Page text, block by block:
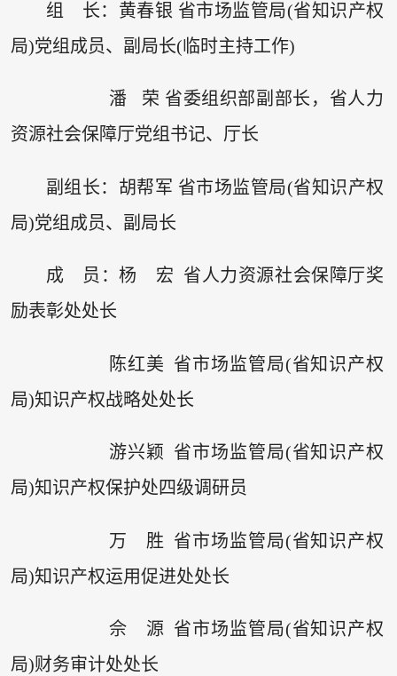
组 长：黄春银 省市场监管局(省知识产权
局)党组成员、副局长(临时主持工作)
潘 荣 省委组织部副部长，省人力
资源社会保障厅党组书记、厅长
副组长：胡帮军 省市场监管局(省知识产权
局)党组成员、副局长
成 员：杨 宏 省人力资源社会保障厅奖
励表彰处处长
陈红美 省市场监管局(省知识产权
局)知识产权战略处处长
游兴颖 省市场监管局(省知识产权
局)知识产权保护处四级调研员
万 胜 省市场监管局(省知识产权
局)知识产权运用促进处处长
佘 源 省市场监管局(省知识产权
局)财务审计处处长